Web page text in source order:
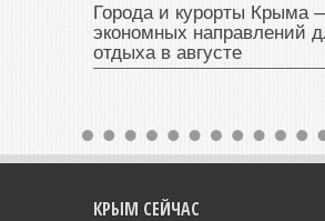
Города и курорты Крыма
экономных направлений
отдыха в августе
КРЫМ СЕЙЧАС